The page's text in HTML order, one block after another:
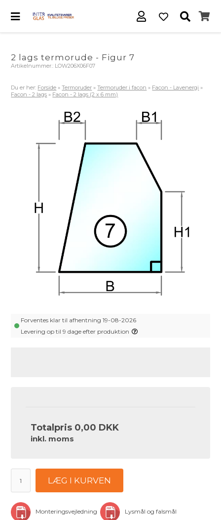
2 lags termorude - Figur 7
Artikelnummer.: LOW206X06F07
Du er her: Forside »Termoruder »Termoruder i facon » Facon - Lavenergi »
Facon - 2 lags » Facon - 2 lags (2 x 6 mm)
Forventes klar til afhentning 19-08-2026
Levering op til 9 dage efter produktion
Totalpris 0,00 DKK
inkl. moms
LÆG I KURVEN
Monteringsvejledning Lysmål og falsmål